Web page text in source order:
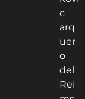
ms
foto
de